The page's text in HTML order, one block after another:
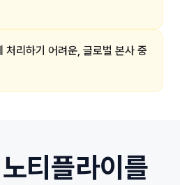
처리하기 어려운, 글로벌 본사 중
티플라이를